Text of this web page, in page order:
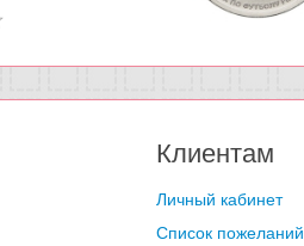
Клиентам
Личный кабинет
Список пожеланий